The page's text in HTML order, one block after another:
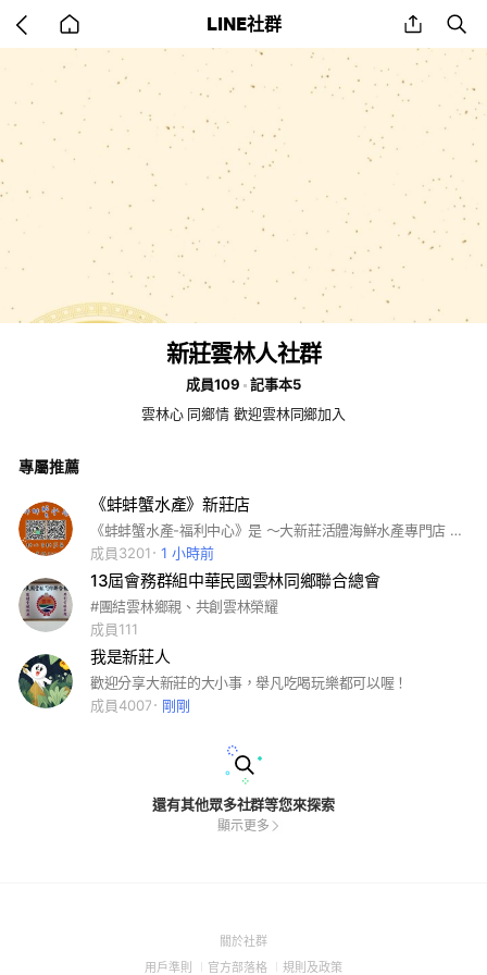
back
to
home
LINE社群 share
新莊雲林人社群
成員109
記事本5
雲林心 同鄉情 歡迎雲林同鄉加入
專屬推薦
《蚌蚌蟹水產》新莊店
《蚌蚌蟹水產-福利中心》是 ～大新莊活體海鮮水產專門店 （1）活體海鮮 @螃蟹類～ 皇帝蟹、帝王蟹、鱈場蟹、花咲蟹、毛蟹、松葉蟹、香箱蟹、栗子蟹、黃金蟹、麵包蟹、沙公、沙母、紅蟳、少女蟳、大閘蟹、花蟹、三點蟹⋯等 @蝦類～ 波龍、澳龍水姑娘、七彩花龍、青龍、竹龍、大頭龍、雜龍、戰車、賴尿蝦、皮皮蝦、黑排蝦菇、牡丹蝦、泰國蝦、白蝦⋯等 @螺貝類～ 南非鮑魚、韓國鮑魚、九孔鮑魚、北寄貝、白貝、扇貝、牛奶貝、仙女貝、象拔蚌、香螺、法螺、真螺、哈哈螺、鳳螺、文蛤蜊、赤嘴蛤蜊、海瓜子、山瓜子、血蛤、淡菜、生蠔、帶殼牡蠣、蚵仔⋯等 @冰鮮類～ 日本生食海膽、生食干貝、生食生蠔、鮭魚卵、明太子、蒸魚卵、軟絲、透抽、烏賊、魷魚、章魚、牡丹蝦、葡萄甜蝦、天使紅蝦、胭脂蝦、劍蝦、草蝦、明蝦、甜蝦、黑鮪魚、喜知次、鰤魚、紅喉、黑喉、赤棕、土魠魚、海鱺、圓鱈魚、扁鱈魚、鮭魚、香魚、鯖魚、柳葉魚、什麼魚、虱目魚、鱸魚、午仔魚、肉魚⋯等 （2）各類肉品 @牛肉類～ 美國牛PR、CAB、CH 日本A5和牛 紐澳牛 紐約客、肋眼、菲力、沙朗、安格斯、翼板、板腱、無骨牛小排、帶骨牛小排、雪花牛、骰子牛、牛五花、低脂牛、卡路比、戰斧牛、牛肋條、牛腱心、牛絞肉、牛肚 @豬肉類 戰斧豬排、松板豬、梅花豬、豬五花 @羊肉類 小羔羊排、羊肩排、帶皮羊肉、羊五花、羊肉片 @雞鴨類 去骨雞腿排、櫻桃鴨胸 ⋯等等 （3）韓國食品、調味料、酒類、鍋具 泡菜、麻油、烤肉醬、辣椒醬、大醬、海苔、煎餅粉、辣椒粉、人蔘雞、辣牛肉湯、泡麵、餅乾糖果、小菜、魚板、年糕、韓國熱狗、玉米鬚茶、柚子茶、蘋果茶、咖啡、人蔘精華液、香蕉牛奶、啤酒、燒酒、瑪格利米酒、石鍋、烤肉盤⋯等 （4）各類冷凍調理食品、團購商品 ⋯等等
成員3201
1 小時前
13屆會務群組中華民國雲林同鄉聯合總會
#團結雲林鄉親、共創雲林榮耀
成員111
我是新莊人
歡迎分享大新莊的大小事，舉凡吃喝玩樂都可以喔！
成員4007
剛剛
還有其他眾多社群等您來探索
顯示更多
關於社群(Open
用戶準則 (Open
官方部落格 (Open
規則及政策(Open